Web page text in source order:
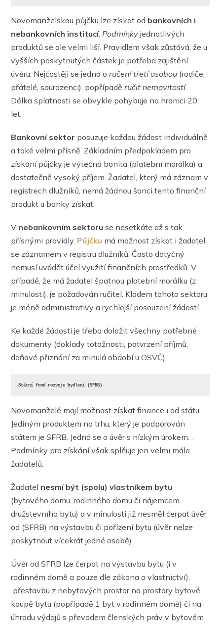
Novomanželskou půjčku lze získat od bankovních i
nebankovních institucí.Podmínky jednotlivých
produktů se ale velmi liší. Pravidlem však zůstává, že u
vyšších poskytnutých částek je potřeba zajištění
úvěru. Nejčastěji se jedná oručení třetí osobou (rodiče,
přátelé, sourozenci), popřípaděručit nemovitostí.
Délka splatnosti se obvykle pohybuje na hranici 20
let.
Bankovní sektor posuzuje každou žádost individuálně
a také velmi přísně. Základním předpokladem pro
získání půjčky je výtečná bonita (platební morálka) a
dostatečně vysoký příjem. Žadatel, který má záznam v
registrech dlužníků, nemá žádnou šanci tento finanční
produkt u banky získat.
V nebankovním sektoru se nesetkáte až s tak
přísnými pravidly. Půjčku má možnost získat i žadatel
se záznamem v registru dlužníků. Často dotyčný
nemusí uvádět účel využití finančních prostředků. V
případě, že má žadatel špatnou platební morálku (z
minulosti), je požadován ručitel. Kladem tohoto sektoru
je méně administrativy a rychlejší posouzení žádostí.
Ke každé žádosti je třeba doložit všechny potřebné
dokumenty (doklady totožnosti, potvrzení příjmů,
daňové přiznání za minulá období u OSVČ).
Státní fond rozvoje bydlení (SFRB)
Novomanželé mají možnost získat finance i od státu.
Jediným produktem na trhu, který je podporován
státem je SFRB. Jedná se o úvěr s nízkým úrokem. .
Podmínky pro získání však splňuje jen velmi málo
žadatelů.
Žadatel nesmí být (spolu) vlastníkem bytu
(bytového domu, rodinného domu či nájemcem
družstevního bytu) a v minulosti již nesměl čerpat úvěr
od (SFRB) na výstavbu či pořízení bytu (úvěr nelze
poskytnout vícekrát jedné osobě)
Úvěr od SFRB lze čerpat na výstavbu bytu (i v
rodinném domě a pouze dle zákona o vlastnictví),
přestavbu z nebytových prostor na prostory bytové,
koupě bytu (popřípadě 1 byt v rodinném domě) či na
úhradu výdajů s převodem členských práv v bytovém